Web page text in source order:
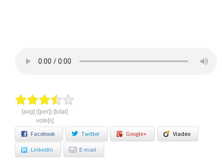
[avg] ([per]) [total]
vote[s]
Facebook Twitter Google+ Viadeo
LinkedIn E-mail